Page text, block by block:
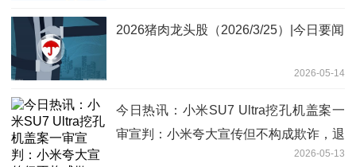
2026猪肉龙头股（2026/3/25）|今日要闻
2026-05-14
今日热讯：小米SU7 Ultra挖孔机盖案一
审宣判：小米夸大宣传但不构成欺诈，退
2026-05-13